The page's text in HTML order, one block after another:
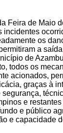
Feira de Maio
incidentes
os
a
de
todos os
acionados,
graças à
e
e público
e capacidade